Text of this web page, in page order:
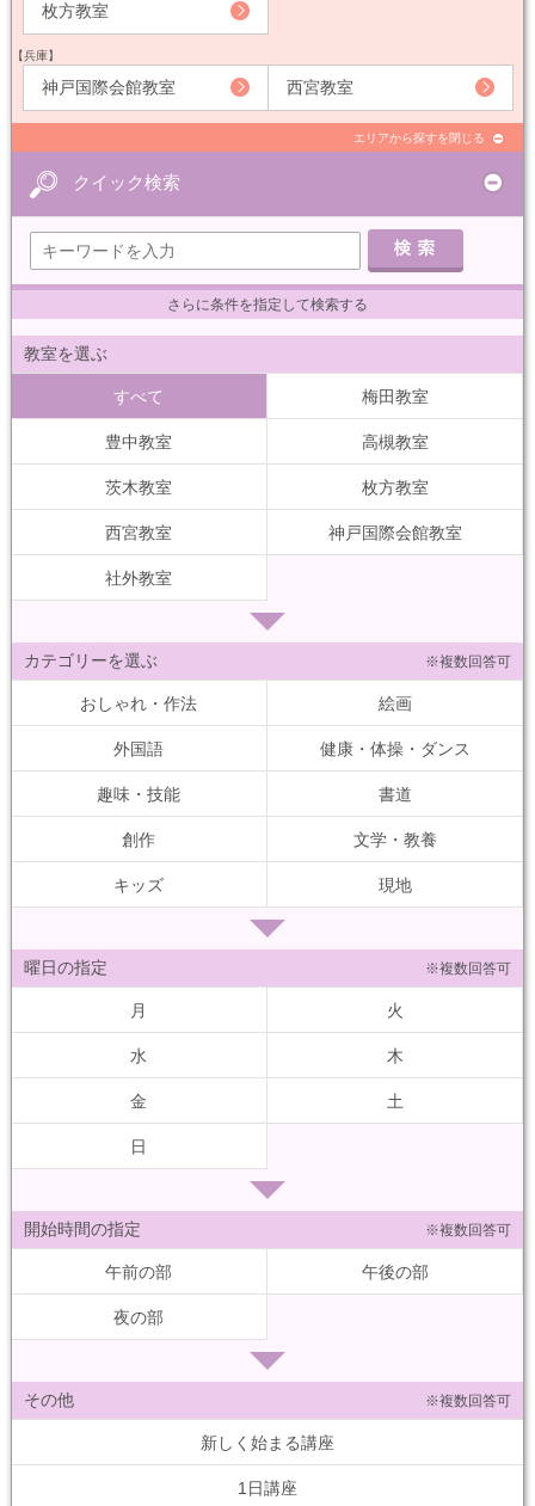
枚方教室
【兵庫】
神戸国際会館教室 西宮教室
エリアから探すを閉じる
クイック検索
さらに条件を指定して検索する
教室を選ぶ
すべて 梅田教室
豊中教室 高槻教室
茨木教室 枚方教室
西宮教室 神戸国際会館教室
社外教室
カテゴリーを選ぶ ※複数回答可
おしゃれ・作法 絵画
外国語 健康・体操・ダンス
趣味・技能 書道
創作 文学・教養
キッズ 現地
曜日の指定 ※複数回答可
月 火
水 木
金 土
日
開始時間の指定 ※複数回答可
午前の部 午後の部
夜の部
その他 ※複数回答可
新しく始まる講座
1日講座